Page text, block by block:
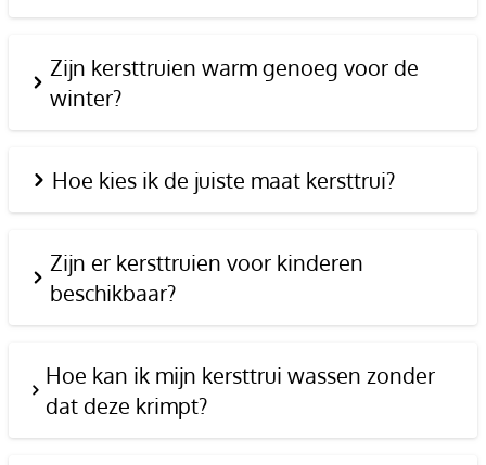
Zijn kersttruien warm genoeg voor de
winter?
Hoe kies ik de juiste maat kersttrui?
Zijn er kersttruien voor kinderen
beschikbaar?
Hoe kan ik mijn kersttrui wassen zonder
dat deze krimpt?